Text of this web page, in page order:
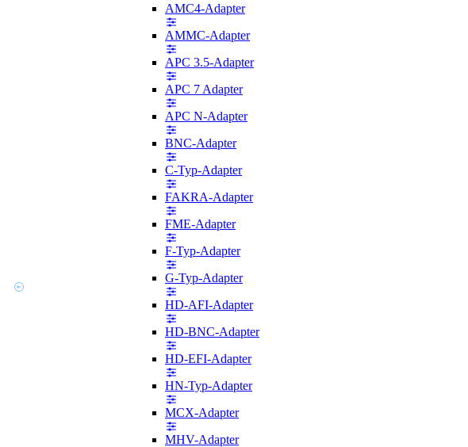
AMC4-Adapter
AMMC-Adapter
APC 3.5-Adapter
APC 7 Adapter
APC N-Adapter
BNC-Adapter
C-Typ-Adapter
FAKRA-Adapter
FME-Adapter
F-Typ-Adapter
G-Typ-Adapter
HD-AFI-Adapter
HD-BNC-Adapter
HD-EFI-Adapter
HN-Typ-Adapter
MCX-Adapter
MHV-Adapter